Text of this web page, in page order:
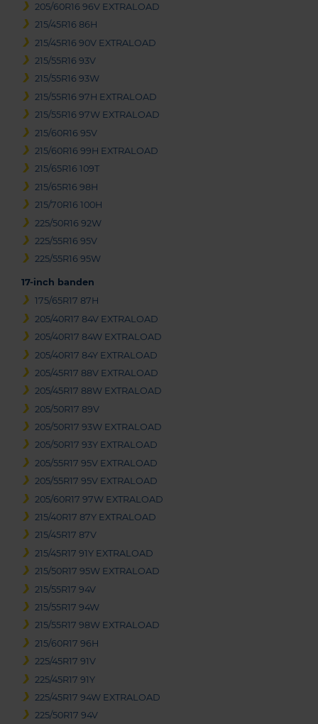
205/60R16 96V EXTRALOAD
215/45R16 86H
215/45R16 90V EXTRALOAD
215/55R16 93V
215/55R16 93W
215/55R16 97H EXTRALOAD
215/55R16 97W EXTRALOAD
215/60R16 95V
215/60R16 99H EXTRALOAD
215/65R16 109T
215/65R16 98H
215/70R16 100H
225/50R16 92W
225/55R16 95V
225/55R16 95W
17-inch banden
175/65R17 87H
205/40R17 84V EXTRALOAD
205/40R17 84W EXTRALOAD
205/40R17 84Y EXTRALOAD
205/45R17 88V EXTRALOAD
205/45R17 88W EXTRALOAD
205/50R17 89V
205/50R17 93W EXTRALOAD
205/50R17 93Y EXTRALOAD
205/55R17 95V EXTRALOAD
205/55R17 95V EXTRALOAD
205/60R17 97W EXTRALOAD
215/40R17 87Y EXTRALOAD
215/45R17 87V
215/45R17 91Y EXTRALOAD
215/50R17 95W EXTRALOAD
215/55R17 94V
215/55R17 94W
215/55R17 98W EXTRALOAD
215/60R17 96H
225/45R17 91V
225/45R17 91Y
225/45R17 94W EXTRALOAD
225/50R17 94V